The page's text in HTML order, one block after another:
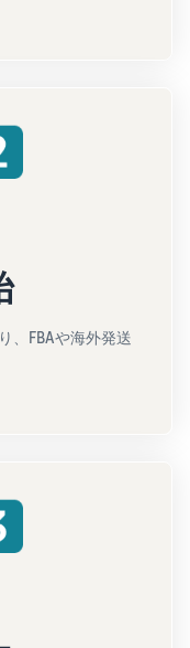
、FBAや海外発送